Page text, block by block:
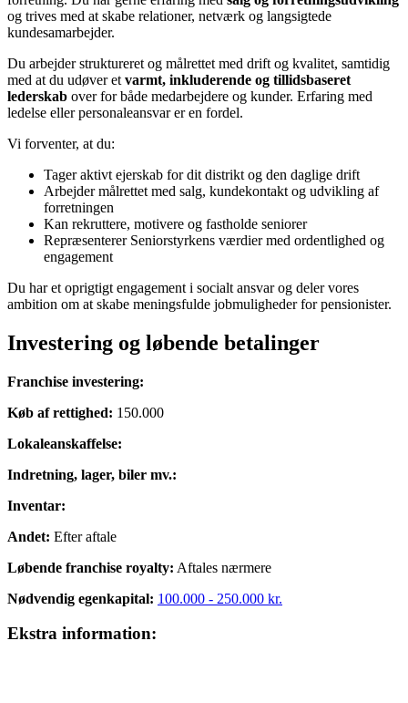
og trives med at skabe relationer, netværk og langsigtede
kundesamarbejder.
Du arbejder struktureret og målrettet med drift og kvalitet, samtidig
med at du udøver et varmt, inkluderende og tillidsbaseret
lederskab over for både medarbejdere og kunder. Erfaring med
ledelse eller personaleansvar er en fordel.
Vi forventer, at du:
Tager aktivt ejerskab for dit distrikt og den daglige drift
Arbejder målrettet med salg, kundekontakt og udvikling af
forretningen
Kan rekruttere, motivere og fastholde seniorer
Repræsenterer Seniorstyrkens værdier med ordentlighed og
engagement
Du har et oprigtigt engagement i socialt ansvar og deler vores
ambition om at skabe meningsfulde jobmuligheder for pensionister.
Investering og løbende betalinger
Franchise investering:
Køb af rettighed: 150.000
Lokaleanskaffelse:
Indretning, lager, biler mv.:
Inventar:
Andet: Efter aftale
Løbende franchise royalty: Aftales nærmere
Nødvendig egenkapital: 100.000 - 250.000 kr.
Ekstra information: